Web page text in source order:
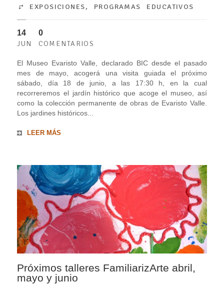
EXPOSICIONES, PROGRAMAS EDUCATIVOS
14
JUN
0
COMENTARIOS
El Museo Evaristo Valle, declarado BIC desde el pasado
mes de mayo, acogerá una visita guiada el próximo
sábado, día 18 de junio, a las 17:30 h, en la cual
recorreremos el jardín histórico que acoge el museo, así
como la colección permanente de obras de Evaristo Valle.
Los jardines históricos...
LEER MÁS
Próximos talleres FamiliarizArte abril,
mayo y junio